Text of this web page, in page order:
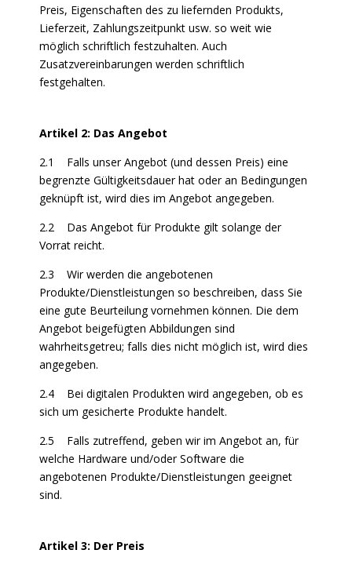
Preis, Eigenschaften des zu liefernden Produkts,
Lieferzeit, Zahlungszeitpunkt usw. so weit wie
möglich schriftlich festzuhalten. Auch
Zusatzvereinbarungen werden schriftlich
festgehalten.
Artikel 2: Das Angebot
2.1 Falls unser Angebot (und dessen Preis) eine
begrenzte Gültigkeitsdauer hat oder an Bedingungen
geknüpft ist, wird dies im Angebot angegeben.
2.2 Das Angebot für Produkte gilt solange der
Vorrat reicht.
2.3 Wir werden die angebotenen
Produkte/Dienstleistungen so beschreiben, dass Sie
eine gute Beurteilung vornehmen können. Die dem
Angebot beigefügten Abbildungen sind
wahrheitsgetreu; falls dies nicht möglich ist, wird dies
angegeben.
2.4 Bei digitalen Produkten wird angegeben, ob es
sich um gesicherte Produkte handelt.
2.5 Falls zutreffend, geben wir im Angebot an, für
welche Hardware und/oder Software die
angebotenen Produkte/Dienstleistungen geeignet
sind.
Artikel 3: Der Preis